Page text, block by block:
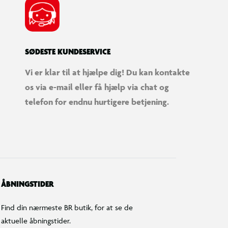
SØDESTE KUNDESERVICE
Vi er klar til at hjælpe dig! Du kan kontakte
os via e-mail eller få hjælp via chat og
telefon for endnu hurtigere betjening.
ÅBNINGSTIDER
Find din nærmeste BR butik, for at se de
aktuelle åbningstider.